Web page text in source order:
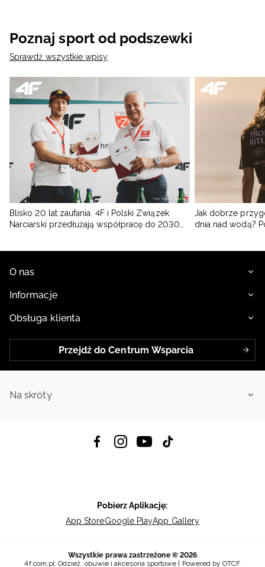
Poznaj sport od podszewki
Sprawdź wszystkie wpisy
Blisko 20 lat zaufania. 4F i Polski Związek
Narciarski przedłużają współpracę do 2030
Jak dobrze
dnia nad wodą?
O nas
Informacje
Obsługa klienta
Przejdź do Centrum Wsparcia
Na skróty
Pobierz Aplikację:
App StoreGoogle PlayApp Gallery
Wszystkie prawa zastrzeżone © 2026
4f.com.pl: Odzież, obuwie i akcesoria sportowe | Powered by OTCF